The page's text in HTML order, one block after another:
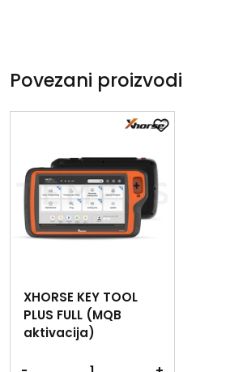
Povezani proizvodi
XHORSE KEY TOOL
PLUS FULL (MQB
aktivacija)